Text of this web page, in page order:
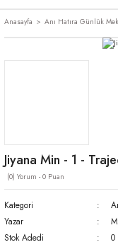
Anasayfa Anı Hatıra Günlük
Jiyana Min - 1 -
(0) Yorum - 0 Puan
Kategori
Yazar
Stok Adedi
0